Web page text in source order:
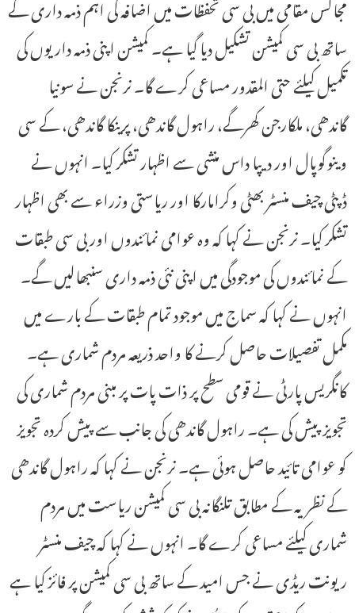
ساتھ بی سی کمیشن تشکیل دیا گیا ہے۔ کمیشن اپنی ذمہ داریوں کی
تکمیل کیلئے حتی المقدور مساعی کرے گا۔ نرنجن نے سونیا
گاندھی، ملکارجن کھرگے، راہول گاندھی، پرینکا گاندھی، کے سی
وینوگوپال اور دیپا داس منشی سے اظہار تشکر کیا۔ انہوں نے
ڈپٹی چیف منسٹر بھٹی وکرامارکا اور ریاستی وزراء سے بھی اظہار
تشکر کیا۔ نرنجن نے کہا کہ وہ عوامی نمائندوں اور بی سی طبقات
کے نمائندوں کی موجودگی میں اپنی نئی ذمہ داری سنبھالیں گے۔
انہوں نے کہا کہ سماج میں موجود تمام طبقات کے بارے میں
مکمل تفصیلات حاصل کرنے کا واحد ذریعہ مردم شماری ہے۔
کانگریس پارٹی نے قومی سطح پر ذات پات پر مبنی مردم شماری کی
تجویز پیش کی ہے۔ راہول گاندھی کی جانب سے پیش کردہ تجویز
کو عوامی تائید حاصل ہوئی ہے۔ نرنجن نے کہا کہ راہول گاندھی
کے نظریہ کے مطابق تلنگانہ بی سی کمیشن ریاست میں مردم
شماری کیلئے مساعی کرے گا۔ انہوں نے کہا کہ چیف منسٹر
ریونت ریڈی نے جس امید کے ساتھ بی سی کمیشن پر فائز کیا ہے